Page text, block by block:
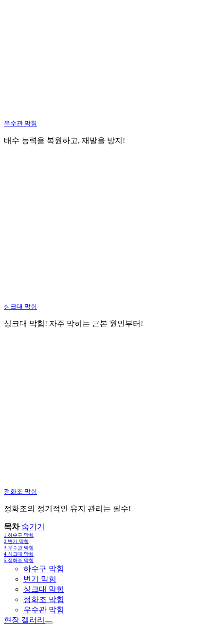
우수관 막힘
배수 능력을 복원하고, 재발을 방지!
싱크대 막힘
싱크대 막힘! 자주 막히는 근본 원인부터!
정화조 막힘
정화조의 정기적인 유지 관리는 필수!
목차 숨기기
1 하수구 막힘
2 변기 막힘
3 우수관 막힘
4 싱크대 막힘
5 정화조 막힘
하수구 막힘
변기 막힘
싱크대 막힘
정화조 막힘
우수관 막힘
현장 갤러리